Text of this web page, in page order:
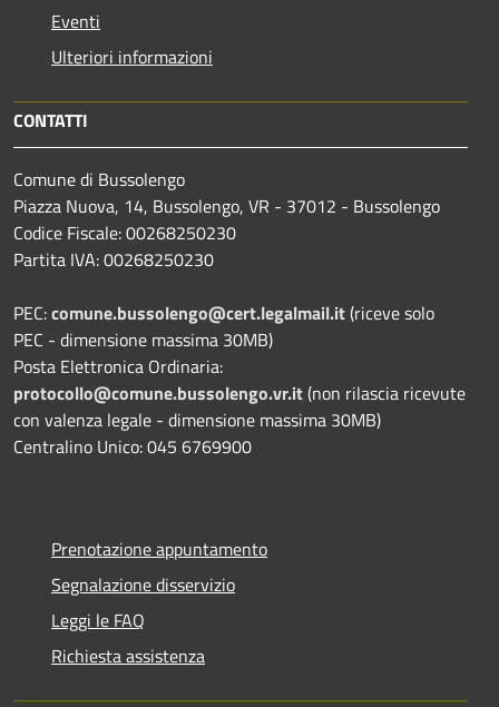
Eventi
Ulteriori informazioni
CONTATTI
Comune di Bussolengo
Piazza Nuova, 14, Bussolengo, VR - 37012 - Bussolengo
Codice Fiscale: 00268250230
Partita IVA: 00268250230
PEC:comune.bussolengo@cert.legalmail.it(riceve solo
PEC - dimensione massima 30MB)
Posta Elettronica Ordinaria:
protocollo@comune.bussolengo.vr.it(non rilascia ricevute
con valenza legale - dimensione massima 30MB)
Centralino Unico: 045 6769900
Prenotazione appuntamento
Segnalazione disservizio
Leggi le FAQ
Richiesta assistenza